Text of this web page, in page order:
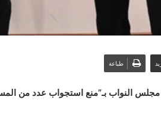
طباعة
مجلس النواب بـ”منع استجواب عدد من